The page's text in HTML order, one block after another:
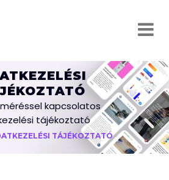
kapcsolatos
tájékoztató
TÁJÉKOZTATÓ